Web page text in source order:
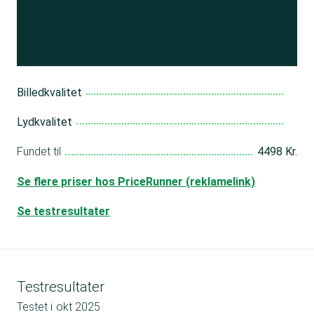
Billedkvalitet
Lydkvalitet
Fundet til 4498 Kr.
Se flere priser hos PriceRunner (reklamelink)
Se testresultater
Testresultater
Testet i okt 2025